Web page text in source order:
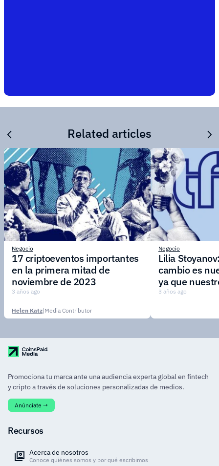
Related articles
Negocio
17 criptoeventos importantes
en la primera mitad de
noviembre de 2023
3 años ago
Helen Katz|Media Contributor
Negocio
Lilia
cambio es
ya que
adaptarse
demandas
3 años ago
Promociona tu marca ante una audiencia experta global en fintech
y cripto a través de soluciones personalizadas de medios.
Anúnciate →
Recursos
Acerca de nosotros
Conoce quiénes somos y por qué escribimos